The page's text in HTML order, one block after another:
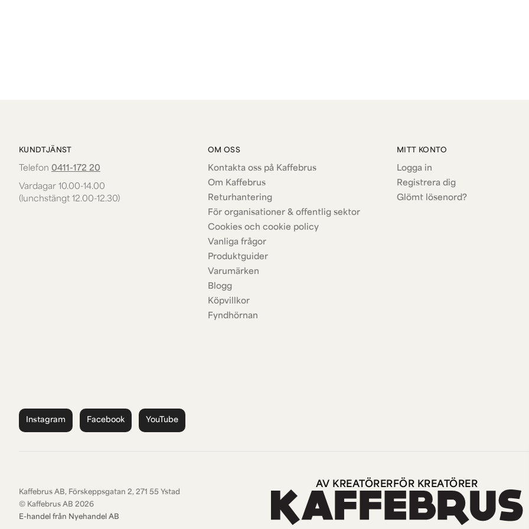
KUNDTJÄNST
Telefon 0411-172 20
Vardagar 10.00-14.00
(lunchstängt 12.00-12.30)
OM OSS
Kontakta oss på Kaffebrus
Om Kaffebrus
Returhantering
För organisationer & offentlig sektor
Cookies och cookie policy
Vanliga frågor
Produktguider
Varumärken
Blogg
Köpvillkor
Fyndhörnan
MITT KONTO
Logga in
Registrera dig
Glömt lösenord?
Instagram Facebook YouTube
Kaffebrus AB, Förskeppsgatan 2, 271 55 Ystad
© Kaffebrus AB 2026
E-handel från Nyehandel AB
AV KREATÖRER FÖR KREATÖRER